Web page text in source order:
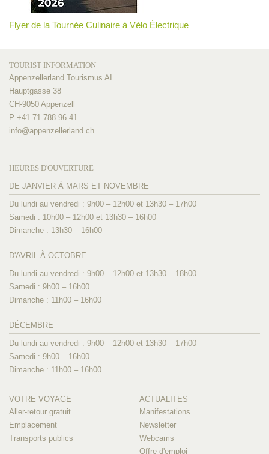
Flyer de la Tournée Culinaire à Vélo Électrique
TOURIST INFORMATION
Appenzellerland Tourismus AI
Hauptgasse 38
CH-9050 Appenzell
P +41 71 788 96 41
info@appenzellerland.ch
HEURES D'OUVERTURE
DE JANVIER À MARS ET NOVEMBRE
Du lundi au vendredi : 9h00 – 12h00 et 13h30 – 17h00
Samedi : 10h00 – 12h00 et 13h30 – 16h00
Dimanche : 13h30 – 16h00
D'AVRIL À OCTOBRE
Du lundi au vendredi : 9h00 – 12h00 et 13h30 – 18h00
Samedi : 9h00 – 16h00
Dimanche : 11h00 – 16h00
DÉCEMBRE
Du lundi au vendredi : 9h00 – 12h00 et 13h30 – 17h00
Samedi : 9h00 – 16h00
Dimanche : 11h00 – 16h00
VOTRE VOYAGE
Aller-retour gratuit
Emplacement
Transports publics
ACTUALITÉS
Manifestations
Newsletter
Webcams
Offre d'emploi